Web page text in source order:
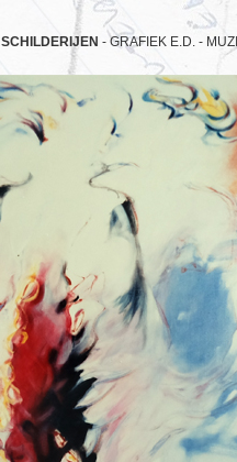
SCHILDERIJEN - GRAFIEK E.D. -